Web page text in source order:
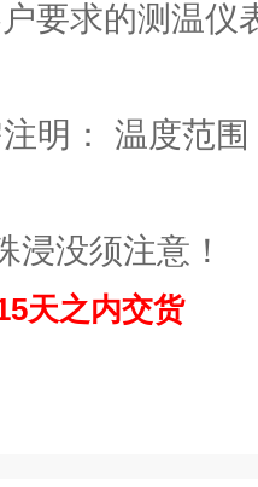
要求的测温仪
明： 温度范
浸没须注意！
天之内交货